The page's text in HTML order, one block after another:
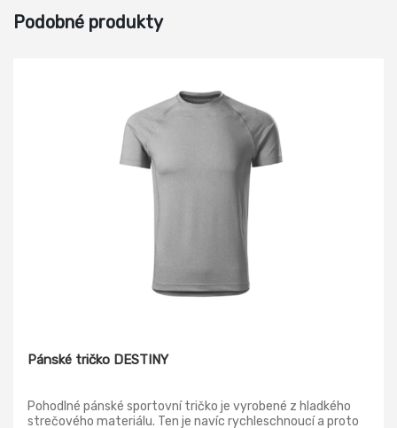
Podobné produkty
Pánské tričko DESTINY
Pohodlné pánské sportovní tričko je vyrobené z hladkého
strečového materiálu. Ten je navíc rychleschnoucí a proto